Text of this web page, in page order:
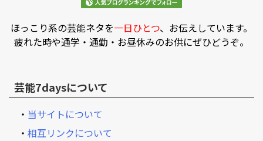
ほっこり系の芸能ネタを一日ひとつ、お伝えしています。
疲れた時や通学・通勤・お昼休みのお供にぜひどうぞ。
芸能7daysについて
・ 当サイトについて
・ 相互リンクについて